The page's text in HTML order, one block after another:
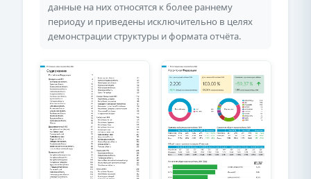
данные на них относятся к более раннему
периоду и приведены исключительно в целях
демонстрации структуры и формата отчёта.